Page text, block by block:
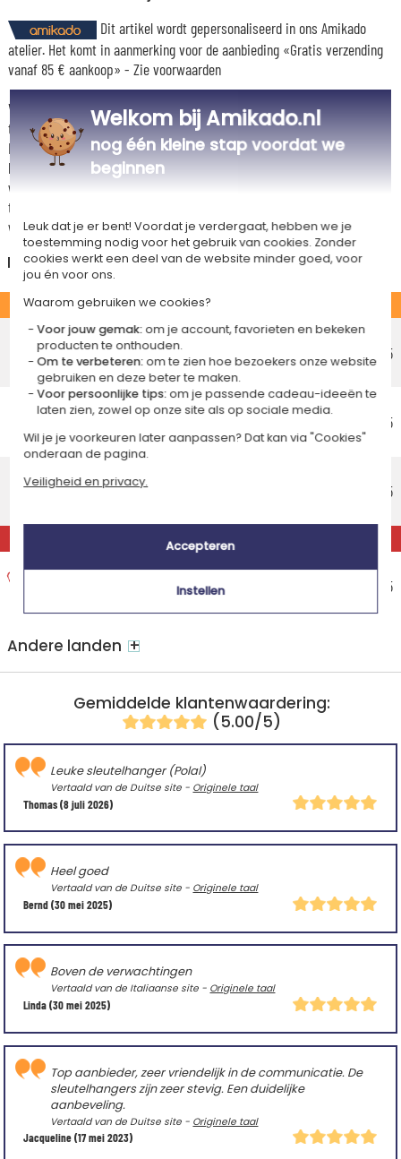
Gemiddelde klantenwaardering:
(5.00/5)
Thomas(8 juli 2026)
Leuke sleutelhanger (Polal)
Vertaald van de Duitse site - Originele taal
Bernd(30 mei 2025)
Heel goed
Vertaald van de Duitse site - Originele taal
Linda(30 mei 2025)
Boven de verwachtingen
Vertaald van de Italiaanse site - Originele taal
Jacqueline(17 mei 2023)
Top aanbieder, zeer vriendelijk in de communicatie. De
sleutelhangers zijn zeer stevig. Een duidelijke
aanbeveling.
Vertaald van de Duitse site - Originele taal
Dit artikel wordt gepersonaliseerd in ons Amikado
atelier. Het komt in aanmerking voor de aanbieding «Gratis verzending
vanaf 85 € aankoop» - Zie voorwaarden
Voor elke bestelling onder 85 €, zijn de onderstaande verzendkosten van
toepassing.
De geschatte levertijden kunt je hieronder vinden. Je kunt de
bezorgopties bepalen: normale levering of express levering. Per cadeau
worden de mogelijke leveropties weergegeven op de artikelpagina en
tijdens de stappen van je winkelwagen. (Als je het geld overmaakt, houd
wel rekening met 3-4 dagen extra levertijd van je cadeau.)
Nederland
STANDAARD
Voordelig afhaalpunt
Geschatte afleverdatum
Vrijdag 14 augustus 2026
€ 5,25
Voordelig thuisbezorging
Geschatte afleverdatum
Maandag 17 augustus 2026
€ 5,95
Geschatte afleverdatum
€ 8,95
EXPRESS
Express thuisbezorging
Geschatte afleverdatum
€ 14,95
Andere landen +
Welkom bij Amikado.nl
nog één kleine stap voordat we
beginnen
Leuk dat je er bent! Voordat je verdergaat, hebben we je
toestemming nodig voor het gebruik van cookies. Zonder
cookies werkt een deel van de website minder goed, voor
jou én voor ons.
Waarom gebruiken we cookies?
Voor jouw gemak:om je account, favorieten en bekeken
producten te onthouden.
Om te verbeteren:om te zien hoe bezoekers onze website
gebruiken en deze beter te maken.
Voor persoonlijke tips:om je passende cadeau-ideeën te
laten zien, zowel op onze site als op sociale media.
Wil je je voorkeuren later aanpassen? Dat kan via "Cookies"
onderaan de pagina.
Veiligheid en privacy.
Accepteren
Instellen